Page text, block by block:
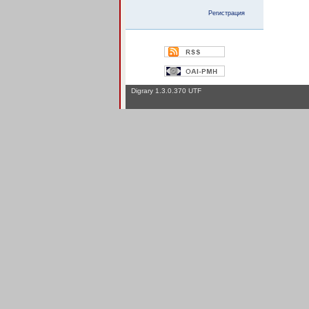
Регистрация
Digrary 1.3.0.370 UTF